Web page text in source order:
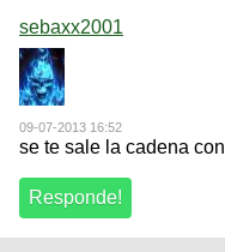
sebaxx2001
09-07-2013 16:52
se te sale la cadena